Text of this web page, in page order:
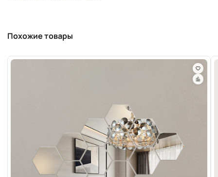
Похожие товары